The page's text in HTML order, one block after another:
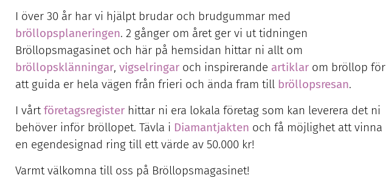
I över 30 år har vi hjälpt brudar och brudgummar med
bröllopsplaneringen. 2 gånger om året ger vi ut tidningen
Bröllopsmagasinet och här på hemsidan hittar ni allt om
bröllopsklänningar, vigselringar och inspirerande artiklar om bröllop för
att guida er hela vägen från frieri och ända fram till bröllopsresan.
I vårtföretagsregister hittar ni era lokala företag som kan leverera det ni
behöver inför bröllopet. Tävla i Diamantjakten och få möjlighet att vinna
en egendesignad ring till ett värde av 50.000 kr!
Varmt välkomna till oss på Bröllopsmagasinet!